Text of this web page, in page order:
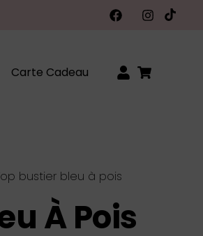
Carte Cadeau
bustier bleu à pois
À Pois